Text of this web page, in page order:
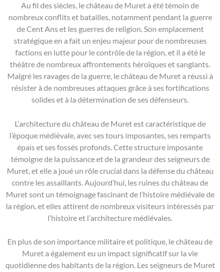
Au fil des siècles, le château de Muret a été témoin de
nombreux conflits et batailles, notamment pendant la guerre
de Cent Ans et les guerres de religion. Son emplacement
stratégique en a fait un enjeu majeur pour de nombreuses
factions en lutte pour le contrôle de la région, et il a été le
théâtre de nombreux affrontements héroïques et sanglants.
Malgré les ravages de la guerre, le château de Muret a réussi à
résister à de nombreuses attaques grâce à ses fortifications
solides et à la détermination de ses défenseurs.
L’architecture du château de Muret est caractéristique de
l’époque médiévale, avec ses tours imposantes, ses remparts
épais et ses fossés profonds. Cette structure imposante
témoigne de la puissance et de la grandeur des seigneurs de
Muret, et elle a joué un rôle crucial dans la défense du château
contre les assaillants. Aujourd’hui, les ruines du château de
Muret sont un témoignage fascinant de l’histoire médiévale de
la région, et elles attirent de nombreux visiteurs intéressés par
l’histoire et l’architecture médiévales.
En plus de son importance militaire et politique, le château de
Muret a également eu un impact significatif sur la vie
quotidienne des habitants de la région. Les seigneurs de Muret